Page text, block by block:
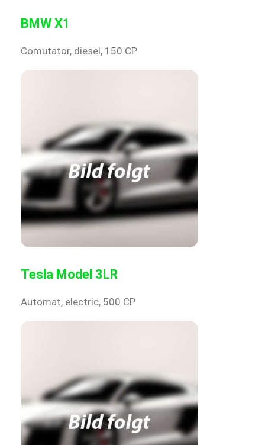
BMW X1
Comutator, diesel, 150 CP
Tesla Model 3LR
Automat, electric, 500 CP